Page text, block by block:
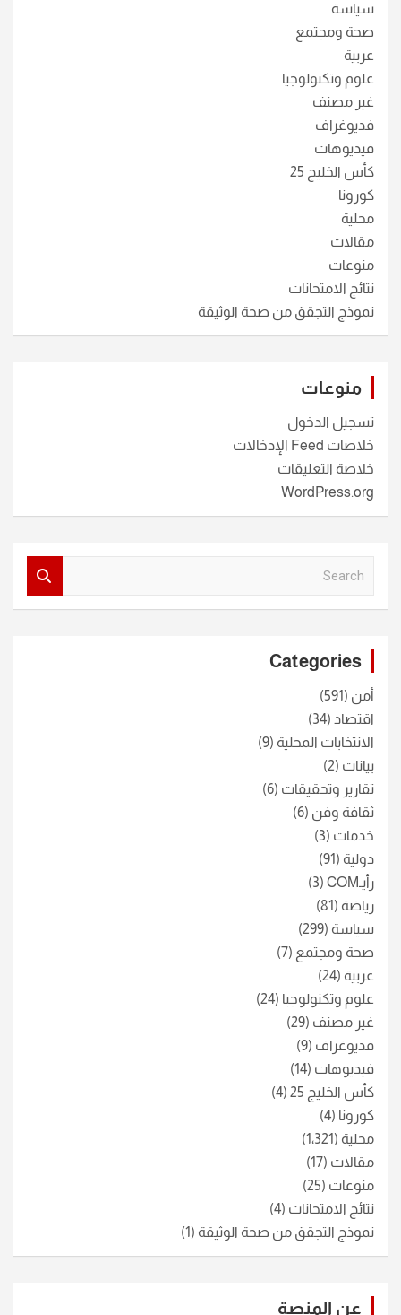
سياسة
صحة ومجتمع
عربية
علوم وتكنولوجيا
غير مصنف
فديوغراف
فيديوهات
كأس الخليج 25
كورونا
محلية
مقالات
منوعات
نتائج الامتحانات
نموذج التجقق من صحة الوثيقة
منوعات
تسجيل الدخول
خلاصات Feed الإدخالات
خلاصة التعليقات
WordPress.org
Categories
أمن (591)
اقتصاد (34)
الانتخابات المحلية (9)
بيانات (2)
تقارير وتحقيقات (6)
ثقافة وفن (6)
خدمات (3)
دولية (91)
رأيـCOM
(3)
رياضة (81)
سياسة (299)
صحة ومجتمع (7)
عربية (24)
علوم وتكنولوجيا (24)
غير مصنف (29)
فديوغراف (9)
فيديوهات (14)
كأس الخليج 25
(4)
كورونا (4)
محلية (1٬321)
مقالات (17)
منوعات (25)
نتائج الامتحانات (4)
نموذج التجقق من صحة الوثيقة (1)
عن المنصة